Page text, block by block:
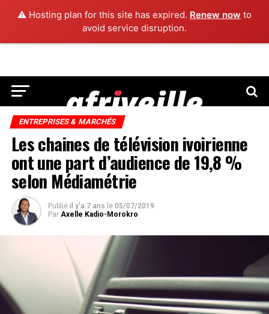
⚠️ Hosting plan for this site has expired. Renew now to
avoid service disruption.
ENTREPRISES & MARCHÉS
Les chaines de télévision ivoirienne
ont une part d’audience de 19,8 %
selon Médiamétrie
Publié il y'a 7 ans le 05/07/2019
Par Axelle Kadio-Morokro